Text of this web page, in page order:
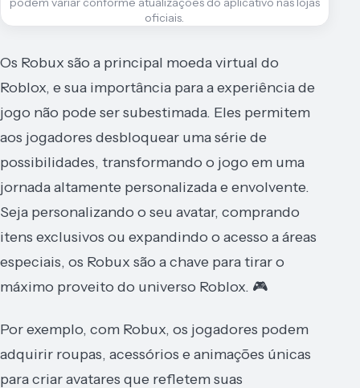
oficiais.
Os Robux são a principal moeda virtual do
Roblox, e sua importância para a experiência de
jogo não pode ser subestimada. Eles permitem
aos jogadores desbloquear uma série de
possibilidades, transformando o jogo em uma
jornada altamente personalizada e envolvente.
Seja personalizando o seu avatar, comprando
itens exclusivos ou expandindo o acesso a áreas
especiais, os Robux são a chave para tirar o
máximo proveito do universo Roblox. 🎮
Por exemplo, com Robux, os jogadores podem
adquirir roupas, acessórios e animações únicas
para criar avatares que refletem suas